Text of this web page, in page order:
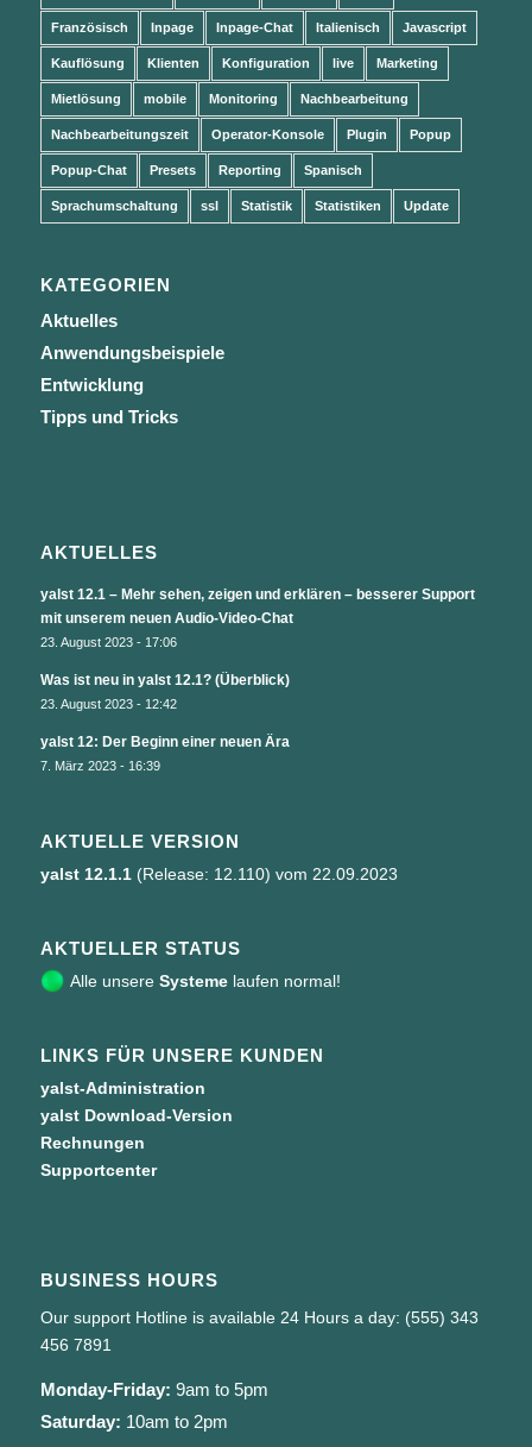
Französisch Inpage Inpage-Chat Italienisch Javascript
Kauflösung Klienten Konfiguration live Marketing
Mietlösung mobile Monitoring Nachbearbeitung
Nachbearbeitungszeit Operator-Konsole Plugin Popup
Popup-Chat Presets Reporting Spanisch
Sprachumschaltung ssl Statistik Statistiken Update
KATEGORIEN
Aktuelles
Anwendungsbeispiele
Entwicklung
Tipps und Tricks
AKTUELLES
yalst 12.1 – Mehr sehen, zeigen und erklären – besserer Support
mit unserem neuen Audio-Video-Chat
23. August 2023 - 17:06
Was ist neu in yalst 12.1? (Überblick)
23. August 2023 - 12:42
yalst 12: Der Beginn einer neuen Ära
7. März 2023 - 16:39
AKTUELLE VERSION
yalst 12.1.1(Release: 12.110) vom 22.09.2023
AKTUELLER STATUS
Alle unsere Systemelaufen normal!
LINKS FÜR UNSERE KUNDEN
yalst-Administration
yalst Download-Version
Rechnungen
Supportcenter
BUSINESS HOURS
Our support Hotline is available 24 Hours a day: (555) 343
456 7891
Monday-Friday: 9am to 5pm
Saturday: 10am to 2pm